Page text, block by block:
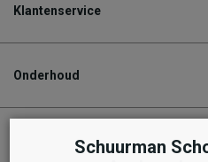
Klantenservice
Onderhoud
Schuurman